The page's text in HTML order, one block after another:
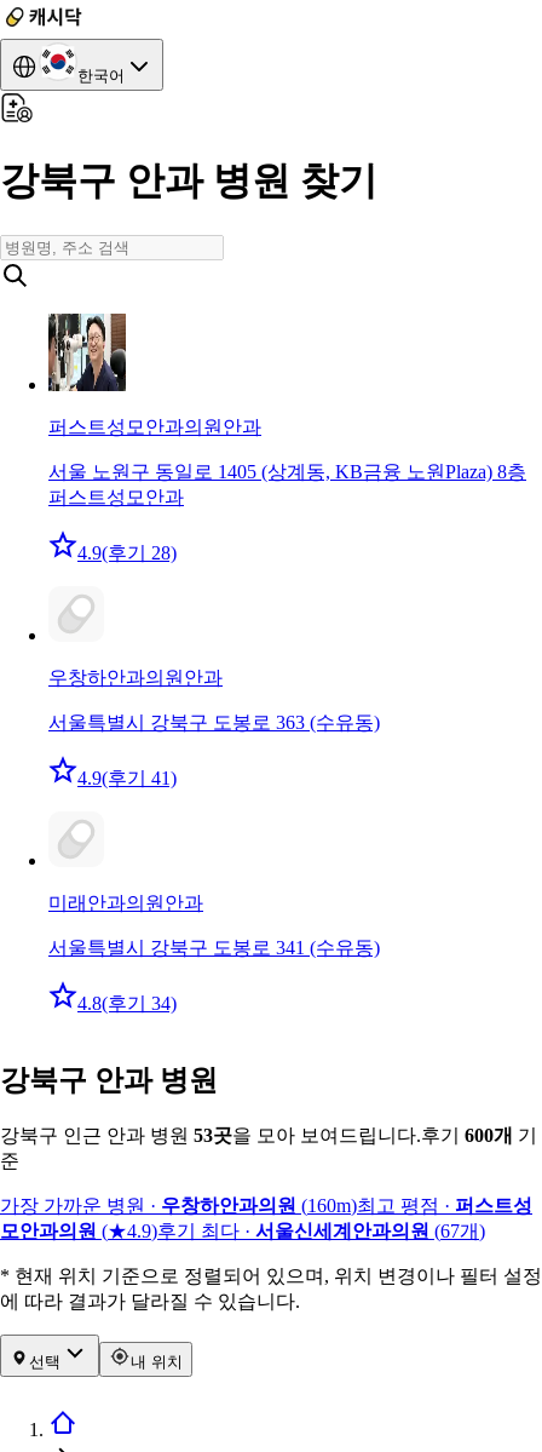
한국어
강북구 안과 병원 찾기
퍼스트성모안과의원 안과
서울 노원구 동일로 1405 (상계동, KB금융 노원Plaza) 8층
퍼스트성모안과
4.9(후기 28)
우창하안과의원 안과
서울특별시 강북구 도봉로 363 (수유동)
4.9(후기 41)
미래안과의원 안과
서울특별시 강북구 도봉로 341 (수유동)
4.8(후기 34)
강북구 안과 병원
강북구 인근 안과 병원 53곳을 모아 보여드립니다.후기 600개 기
준
가장 가까운 병원 · 우창하안과의원 (160m)최고 평점 · 퍼스트성
모안과의원 (★4.9)후기 최다 · 서울신세계안과의원 (67개)
* 현재 위치 기준으로 정렬되어 있으며, 위치 변경이나 필터 설정
에 따라 결과가 달라질 수 있습니다.
선택 내 위치